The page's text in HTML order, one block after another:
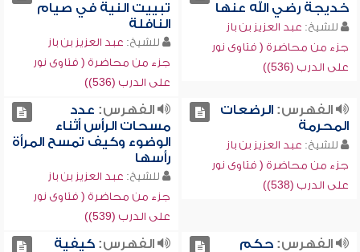
خديجة رضي الله عنها
للشيخ: عبد العزيز بن باز
جزء من محاضرة ( فتاوى نور
على الدرب (536))
تبييت النية في صيام
النافلة
للشيخ: عبد العزيز بن باز
جزء من محاضرة ( فتاوى نور
على الدرب (536))
الفهرس:الرضعات
المحرمة
للشيخ: عبد العزيز بن باز
جزء من محاضرة ( فتاوى نور
على الدرب (538))
الفهرس: عدد
مسحات الرأس أثناء
الوضوء وكيف تمسح المرأة
رأسها
للشيخ: عبد العزيز بن باز
جزء من محاضرة ( فتاوى نور
على الدرب (539))
الفهرس:حكم
الفهرس:كيفية